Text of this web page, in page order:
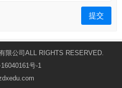
限公司ALL RIGHTS RESERVED.
号-1